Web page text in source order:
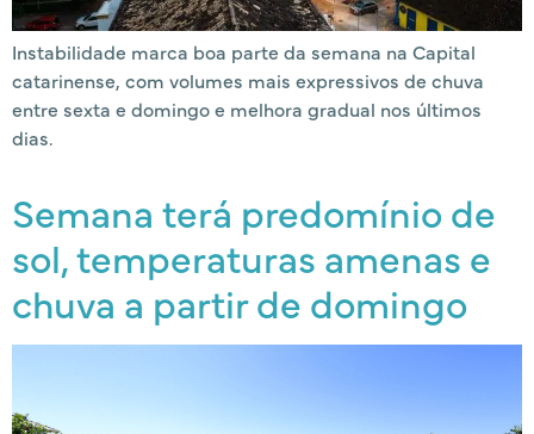
Instabilidade marca boa parte da semana na Capital
catarinense, com volumes mais expressivos de chuva
entre sexta e domingo e melhora gradual nos últimos
dias.
Semana terá predomínio de
sol, temperaturas amenas e
chuva a partir de domingo